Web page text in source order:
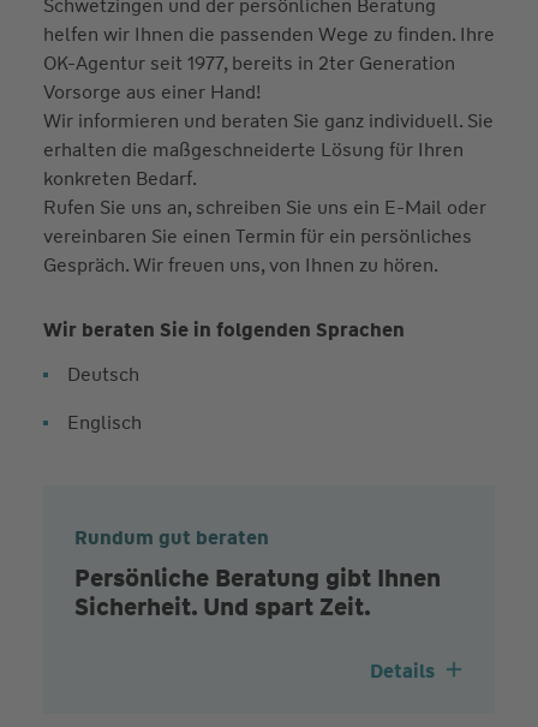
Schwetzingen und der persönlichen Beratung
helfen wir Ihnen die passenden Wege zu finden. Ihre
OK-Agentur seit 1977, bereits in 2ter Generation
Vorsorge aus einer Hand!
Wir informieren und beraten Sie ganz individuell. Sie
erhalten die maßgeschneiderte Lösung für Ihren
konkreten Bedarf.
Rufen Sie uns an, schreiben Sie uns ein E-Mail oder
vereinbaren Sie einen Termin für ein persönliches
Gespräch. Wir freuen uns, von Ihnen zu hören.
Wir beraten Sie in folgenden Sprachen
Deutsch
Englisch
Rundum gut beraten
Persönliche Beratung gibt Ihnen
Sicherheit. Und spart Zeit.
Details